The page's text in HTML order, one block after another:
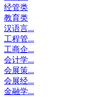
经管类
教育类
汉语言...
工程管...
工商企...
会计学...
会展策...
会展经...
金融学...